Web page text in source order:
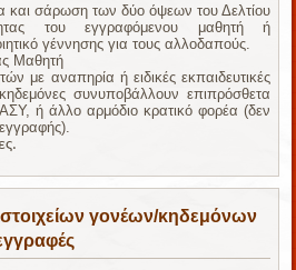
και σάρωση των δύο όψεων του Δελτίου
του εγγραφόμενου μαθητή ή
γέννησης για τους αλλοδαπούς.
Μαθητή
με αναπηρία ή ειδικές εκπαιδευτικές
συνυποβάλλουν επιπρόσθετα
ή άλλο αρμόδιο κρατικό φορέα (δεν
γονέων/κηδεμόνων